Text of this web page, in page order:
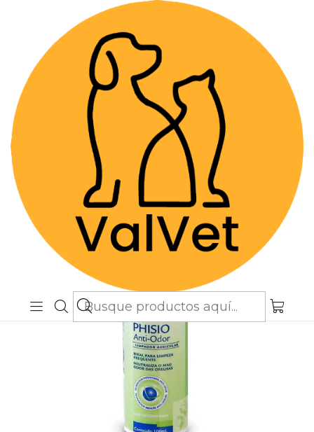
Despacho GRATIS por compras sobre
$89.990(Válido desde Coquimbo hasta Los
Lagos)
Higiene y Baño
Shampoo y Todo para el Spa
Phisio Anti-Odor Limpiador Auricular